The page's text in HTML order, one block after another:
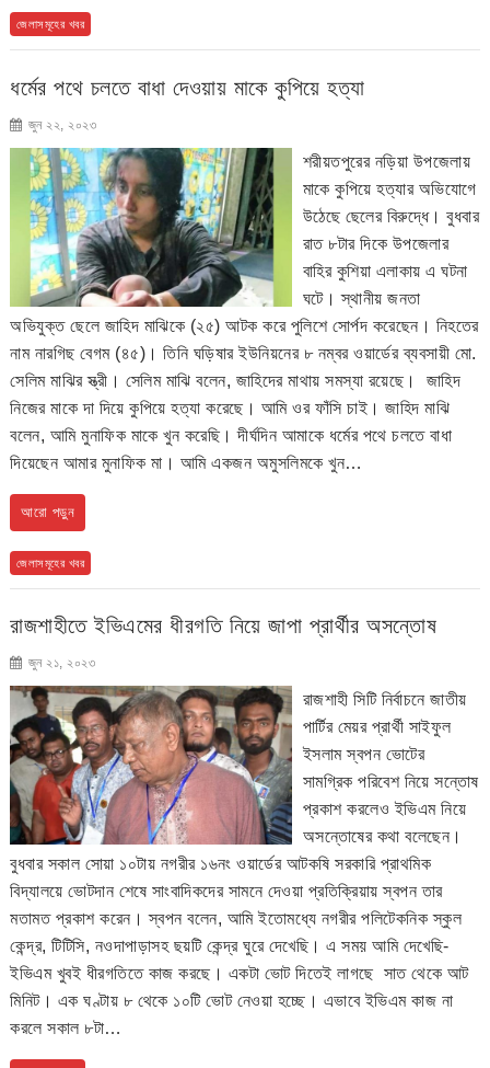
জেলাসমূহের খবর
ধর্মের পথে চলতে বাধা দেওয়ায় মাকে কুপিয়ে হত্যা
জুন ২২, ২০২৩
শরীয়তপুরের নড়িয়া উপজেলায়
মাকে কুপিয়ে হত্যার অভিযোগে
উঠেছে ছেলের বিরুদ্ধে। বুধবার
রাত ৮টার দিকে উপজেলার
বাহির কুশিয়া এলাকায় এ ঘটনা
ঘটে। স্থানীয় জনতা
অভিযুক্ত ছেলে জাহিদ মাঝিকে (২৫) আটক করে পুলিশে সোর্পদ করেছেন। নিহতের
নাম নারগিছ বেগম (৪৫)। তিনি ঘড়িষার ইউনিয়নের ৮ নম্বর ওয়ার্ডের ব্যবসায়ী মো.
সেলিম মাঝির স্ত্রী। সেলিম মাঝি বলেন, জাহিদের মাথায় সমস্যা রয়েছে। জাহিদ
নিজের মাকে দা দিয়ে কুপিয়ে হত্যা করেছে। আমি ওর ফাঁসি চাই। জাহিদ মাঝি
বলেন, আমি মুনাফিক মাকে খুন করেছি। দীর্ঘদিন আমাকে ধর্মের পথে চলতে বাধা
দিয়েছেন আমার মুনাফিক মা। আমি একজন অমুসলিমকে খুন…
আরো পড়ুন
জেলাসমূহের খবর
রাজশাহীতে ইভিএমের ধীরগতি নিয়ে জাপা প্রার্থীর অসন্তোষ
জুন ২১, ২০২৩
রাজশাহী সিটি নির্বাচনে জাতীয়
পার্টির মেয়র প্রার্থী সাইফুল
ইসলাম স্বপন ভোটের
সামগ্রিক পরিবেশ নিয়ে সন্তোষ
প্রকাশ করলেও ইভিএম নিয়ে
অসন্তোষের কথা বলেছেন।
বুধবার সকাল সোয়া ১০টায় নগরীর ১৬নং ওয়ার্ডের আটকষি সরকারি প্রাথমিক
বিদ্যালয়ে ভোটদান শেষে সাংবাদিকদের সামনে দেওয়া প্রতিক্রিয়ায় স্বপন তার
মতামত প্রকাশ করেন। স্বপন বলেন, আমি ইতোমধ্যে নগরীর পলিটেকনিক স্কুল
কেন্দ্র, টিটিসি, নওদাপাড়াসহ ছয়টি কেন্দ্র ঘুরে দেখেছি। এ সময় আমি দেখেছি-
ইভিএম খুবই ধীরগতিতে কাজ করছে। একটা ভোট দিতেই লাগছে সাত থেকে আট
মিনিট। এক ঘণ্টায় ৮ থেকে ১০টি ভোট নেওয়া হচ্ছে। এভাবে ইভিএম কাজ না
করলে সকাল ৮টা…